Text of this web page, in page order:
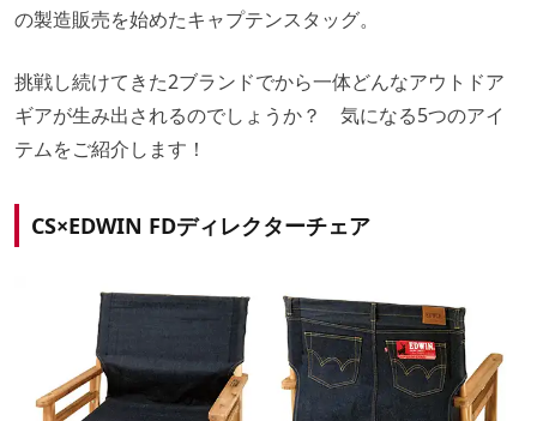
の製造販売を始めたキャプテンスタッグ。
挑戦し続けてきた2ブランドでから一体どんなアウトドア
ギアが生み出されるのでしょうか？ 気になる5つのアイ
テムをご紹介します！
CS×EDWIN FDディレクターチェア